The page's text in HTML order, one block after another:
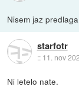
Nisem jaz
starfotr
:: 11. nov
Ni letelo nate.